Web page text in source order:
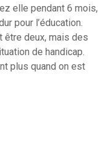
elle pendant 6 mois,
pour l’éducation.
être deux, mais des
de handicap.
plus quand on est